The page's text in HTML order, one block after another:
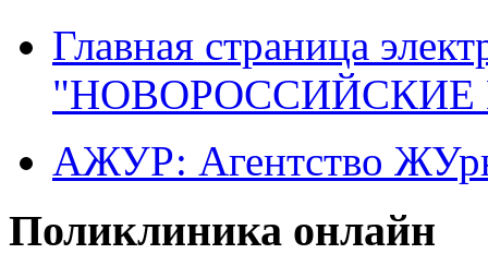
Главная страница
"НОВОРОССИЙСКИЕ
АЖУР: Агентство
Поликлиника онлайн